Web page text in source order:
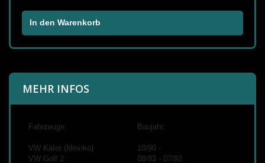
In den Warenkorb
MEHR INFOS
Fahrzeuge: Baujahr:
VW Käfer (Mexiko)
VW Golf 2
10/90 -
08/83 - 07/92